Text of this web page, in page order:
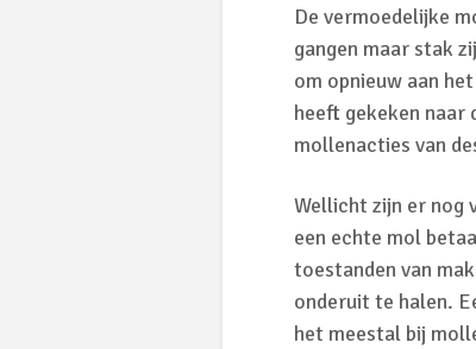
De vermoedelijke
gangen maar stak
om opnieuw aan
heeft gekeken naar
mollenacties van
Wellicht zijn er nog
een echte mol
toestanden van
onderuit te halen.
het meestal bij